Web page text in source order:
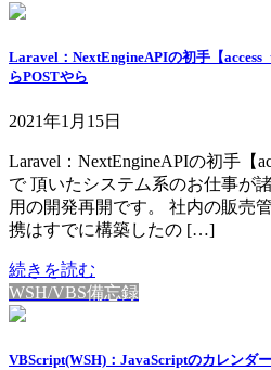
Laravel：NextEngineAPIの初手【
らPOSTやら
2021年1月15日
Laravel：NextEngineAPIの初手【
で 頂いたシステム系のお仕事が
用の開発再開です。 社内の販売
携はすでに構築したの […]
続きを読む
WSH/VBS備忘録
VBScript(WSH)：JavaScriptのカレンダ